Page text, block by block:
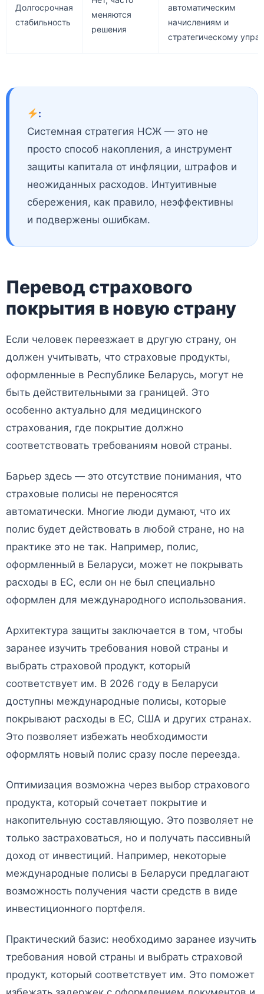
Долгосрочная
стабильность
меняются
решения
автоматическим
начислениям и
стратегическому
:
Системная стратегия НСЖ — это не
просто способ накопления, а инструмент
защиты капитала от инфляции, штрафов и
неожиданных расходов. Интуитивные
сбережения, как правило, неэффективны
и подвержены ошибкам.
Перевод страхового
покрытия в новую страну
Если человек переезжает в другую страну, он
должен учитывать, что страховые продукты,
оформленные в Республике Беларусь, могут не
быть действительными за границей. Это
особенно актуально для медицинского
страхования, где покрытие должно
соответствовать требованиям новой страны.
Барьер здесь — это отсутствие понимания, что
страховые полисы не переносятся
автоматически. Многие люди думают, что их
полис будет действовать в любой стране, но на
практике это не так. Например, полис,
оформленный в Беларуси, может не покрывать
расходы в ЕС, если он не был специально
оформлен для международного использования.
Архитектура защиты заключается в том, чтобы
заранее изучить требования новой страны и
выбрать страховой продукт, который
соответствует им. В 2026 году в Беларуси
доступны международные полисы, которые
покрывают расходы в ЕС, США и других странах.
Это позволяет избежать необходимости
оформлять новый полис сразу после переезда.
Оптимизация возможна через выбор страхового
продукта, который сочетает покрытие и
накопительную составляющую. Это позволяет не
только застраховаться, но и получать пассивный
доход от инвестиций. Например, некоторые
международные полисы в Беларуси предлагают
возможность получения части средств в виде
инвестиционного портфеля.
Практический базис: необходимо заранее изучить
требования новой страны и выбрать страховой
продукт, который соответствует им. Это поможет